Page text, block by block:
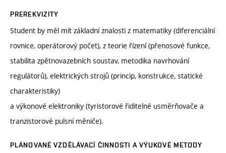
PREREKVIZITY
Student by měl mít základní znalosti z matematiky (diferenciální
rovnice, operátorový počet), z teorie řízení (přenosové funkce,
stabilita zpětnovazebních soustav, metodika navrhování
regulátorů), elektrických strojů (princip, konstrukce, statické
charakteristiky)
a výkonové elektroniky (tyristorové řiditelné usměrňovače a
tranzistorové pulsní měniče).
PLÁNOVANÉ VZDĚLÁVACÍ ČINNOSTI A VÝUKOVÉ METODY